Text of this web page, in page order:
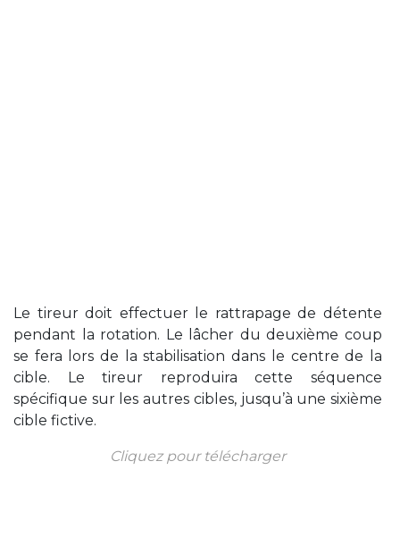
Le tireur doit effectuer le rattrapage de détente
pendant la rotation. Le lâcher du deuxième coup
se fera lors de la stabilisation dans le centre de la
cible. Le tireur reproduira cette séquence
spécifique sur les autres cibles, jusqu’à une sixième
cible fictive.
Cliquez pour télécharger